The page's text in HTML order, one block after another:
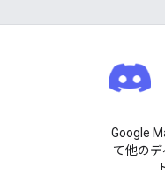
Google
て他の